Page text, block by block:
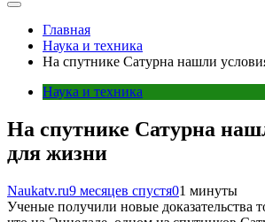
Главная
Наука и техника
На спутнике Сатурна нашли
Наука и техника
На спутнике Сатурна
для жизни
Naukatv.ru9 месяцев спустя01 минуты
Ученые получили новые доказательства